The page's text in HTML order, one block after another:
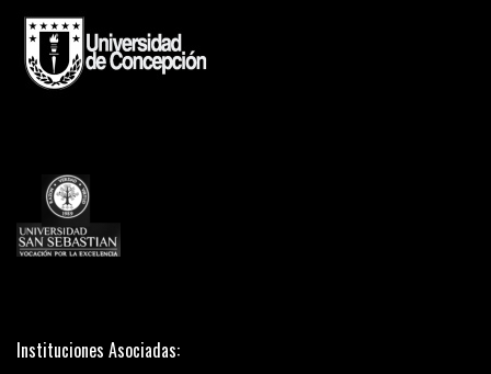
Instituciones Asociadas: